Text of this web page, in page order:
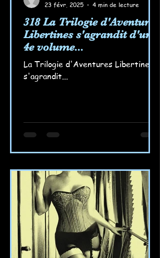
318 La Trilogie d'Aventures
Libertines s'agrandit d'un
4e volume...
La Trilogie d'Aventures Libertines
s'agrandit...
23 févr. 2025
4 min de lecture